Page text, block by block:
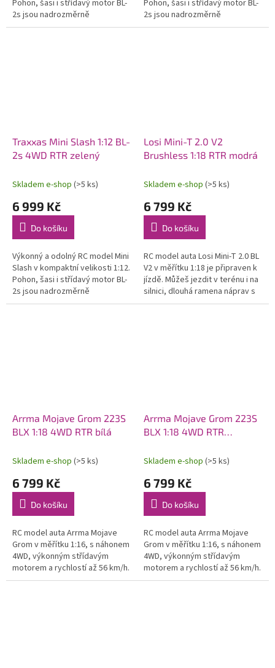
Pohon, šasi i střídavý motor BL-
2s jsou nadrozměrně
dimenzovány jako u větších
Pohon, šasi i střídavý motor BL-
2s jsou nadrozměrně
dimenzovány jako u větších
Traxxas Mini Slash 1:12 BL-
2s 4WD RTR zelený
Skladem e-shop (>5 ks)
6 999 Kč
Do košíku
Výkonný a odolný RC model Mini
Slash v kompaktní velikosti 1:12.
Pohon, šasi i střídavý motor BL-
2s jsou nadrozměrně
dimenzovány jako u větších
Losi Mini-T 2.0 V2
Brushless 1:18 RTR modrá
Skladem e-shop (>5 ks)
6 799 Kč
Do košíku
RC model auta Losi Mini-T 2.0 BL
V2 v měřítku 1:18 je připraven k
jízdě. Můžeš jezdit v terénu i na
silnici, dlouhá ramena náprav s
vysokým zdvihem si snadno
Arrma Mojave Grom 223S
BLX 1:18 4WD RTR bílá
Skladem e-shop (>5 ks)
6 799 Kč
Do košíku
RC model auta Arrma Mojave
Grom v měřítku 1:16, s náhonem
4WD, výkonným střídavým
motorem a rychlostí až 56 km/h.
Precizně zkonstruovaný malý
Arrma Mojave Grom 223S
BLX 1:18 4WD RTR
Skladem e-shop (>5 ks)
6 799 Kč
Do košíku
RC model auta Arrma Mojave
Grom v měřítku 1:16, s náhonem
4WD, výkonným střídavým
motorem a rychlostí až 56 km/h.
Precizně zkonstruovaný malý